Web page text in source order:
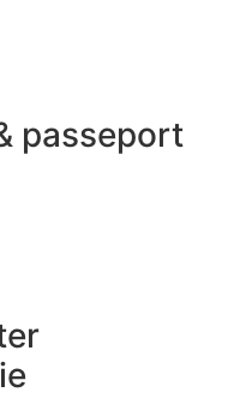
passeport